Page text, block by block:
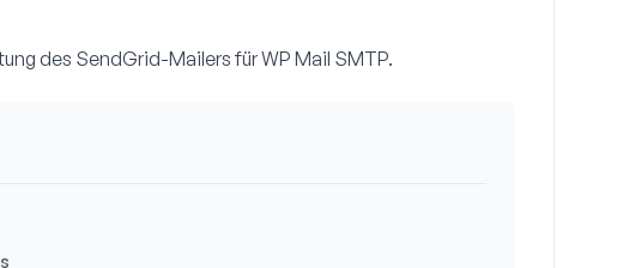
des SendGrid-Mailers für WP Mail SMTP.